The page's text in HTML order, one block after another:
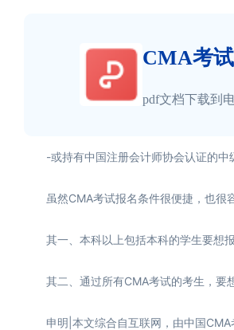
CMA考
pdf文档下载到
-或持有中国注册会计师协会认证的中
虽然CMA考试报名条件很便捷，也很
其一、本科以上包括本科的学生要想报
其二、通过所有CMA考试的考生，要想
申明|本文综合自互联网，由中国CMA